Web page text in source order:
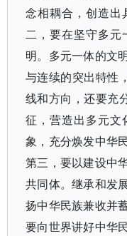
念相耦合，创造出
二，要在坚守多元
明。多元一体的文
与连续的突出特性
线和方向，还要充
征，营造出多元文
象，充分焕发中华
第三，要以建设中
共同体。继承和发
扬中华民族兼收并
要向世界讲好中华